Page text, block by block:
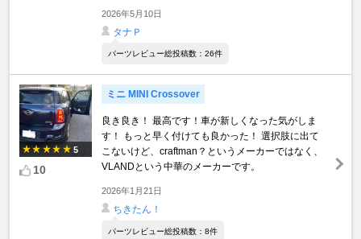
2026年5月10日
タナＰ
パーツレビュー総投稿数：26件
5
10
ミニ MINI Crossover
良き良き！ 最高です！車が新しくなった気がしま
す！ もっと早く付けても良かった！ 選択肢に出て
こないけど、craftman？というメーカーではなく、
VLANDという中華のメーカーです。
2026年1月21日
ちきたん！
パーツレビュー総投稿数：8件